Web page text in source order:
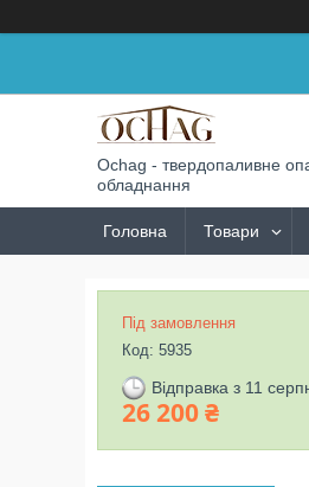
Ochag - твердопаливне
обладнання
Головна Товари
Під замовлення
Код: 5935
Відправка з 11
26 200 ₴